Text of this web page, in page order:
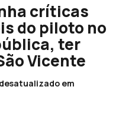
críticas
do piloto no
ter
Vicente
em